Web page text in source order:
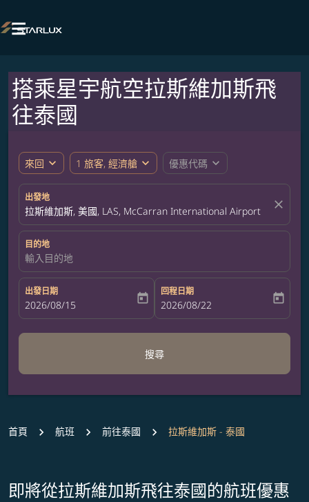

搭乘星宇航空拉斯維加斯飛
往泰國
來回 expand_more 1 旅客, 經濟艙 expand_more 優惠代碼 expand_more
出發地
拉斯維加斯, 美國, LAS, McCarran International Airport close
目的地
輸入目的地
出發日期
fc-booking-departure-date-aria-label
2026/08/15 today
回程日期
fc-booking-return-date-aria-label
2026/08/22 today
搜尋
首頁 航班 前往泰國 拉斯維加斯 - 泰國
即將從拉斯維加斯飛往泰國的航班優惠